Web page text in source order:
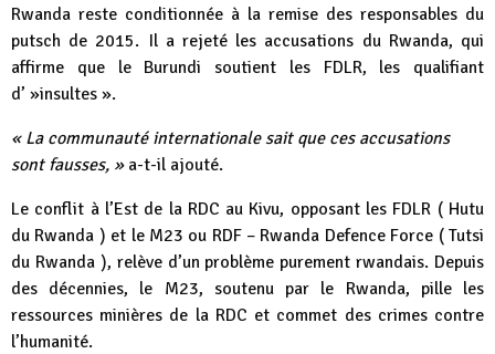
Rwanda reste conditionnée à la remise des responsables du
putsch de 2015. Il a rejeté les accusations du Rwanda, qui
affirme que le Burundi soutient les FDLR, les qualifiant
d’ »insultes ».
« La communauté internationale sait que ces accusations
sont fausses, »a-t-il ajouté.
Le conflit à l’Est de la RDC au Kivu, opposant les FDLR ( Hutu
du Rwanda ) et le M23 ou RDF – Rwanda Defence Force ( Tutsi
du Rwanda ), relève d’un problème purement rwandais. Depuis
des décennies, le M23, soutenu par le Rwanda, pille les
ressources minières de la RDC et commet des crimes contre
l’humanité.